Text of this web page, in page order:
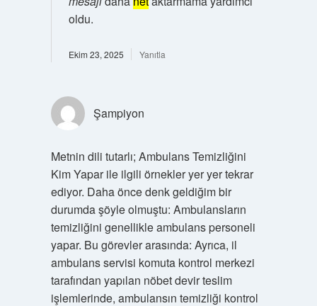
oldu.
Ekim 23, 2025 Yanıtla
Şampiyon
Metnin dili tutarlı; Ambulans Temizliğini
Kim Yapar ile ilgili örnekler yer yer tekrar
ediyor. Daha önce denk geldiğim bir
durumda şöyle olmuştu: Ambulansların
temizliğini genellikle ambulans personeli
yapar. Bu görevler arasında: Ayrıca, il
ambulans servisi komuta kontrol merkezi
tarafından yapılan nöbet devir teslim
işlemlerinde, ambulansın temizliği kontrol